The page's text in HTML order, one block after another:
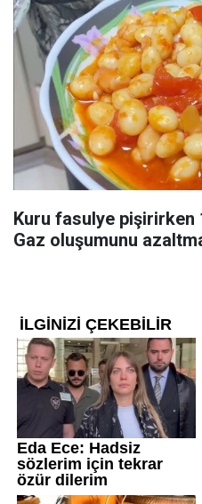
Kuru fasulye pişirirken
Gaz oluşumunu